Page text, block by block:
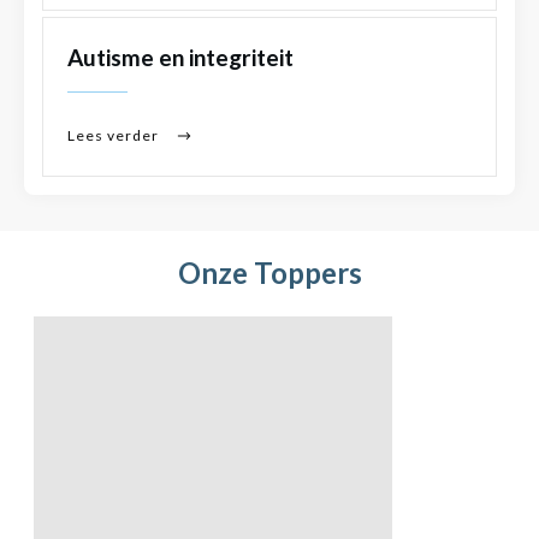
Autisme en integriteit
Lees verder
Onze Toppers